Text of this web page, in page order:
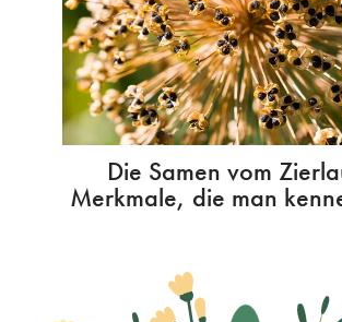
Die Samen vom
Merkmale, die man